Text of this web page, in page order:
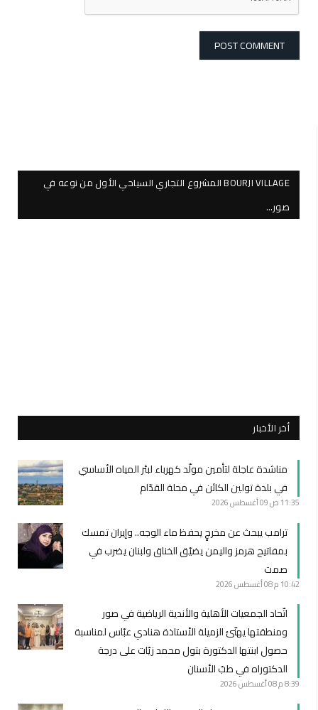
BOURJI VILLAGE المشروع التجاري السياحي الأول من نوعه في
صور…
أخر الأخبار
مناشدة عاجلة لتأمين مولّد كهرباء لبئر المياه الأساسي
في بلدة تولين الكائن في محلة القدّام
11:35 ص 09 أغسطس 2026
ترامب يبحث عن مخرجٍ يحفظ ماء الوجه.. وإيران تمسك
بمفاتيح هرمز واليمن يضيّق الخناق ولبنان يضرب في
صمت
10:42 م 08 أغسطس 2026
اتّحاد الجمعيات الأهلية والأندية الرياضية في صور
ومنطقتها يهنّئ الزميلة الأستاذة هنادي عبّاس لمناسبة
حصول ابنتها الدكتورة بتول محمد زيّات على درجة
الدكتوراه في طبّ الأسنان
8:39 م 08 أغسطس 2026